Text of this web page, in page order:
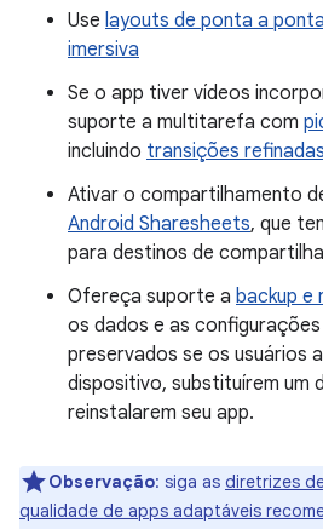
Use layouts de ponta a ponta
imersiva
Se o app tiver vídeos
suporte a multitarefa com
incluindo transições refinadas
Ativar o compartilhamento
Android Sharesheets, que
para destinos de
Ofereça suporte a backup e
os dados e as
preservados se os usuários
dispositivo, substituírem um
reinstalarem seu app.
Observação: siga as diretrizes
qualidade de apps adaptáveis